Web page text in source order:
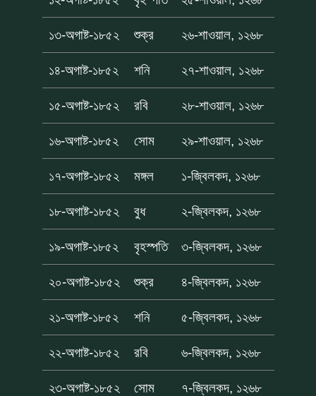
১৩-অগাষ্ট-১৮৫২ শুক্র ২৬-শাওয়াল, ১২৬৮
১৪-অগাষ্ট-১৮৫২ শনি ২৭-শাওয়াল, ১২৬৮
১৫-অগাষ্ট-১৮৫২ রবি ২৮-শাওয়াল, ১২৬৮
১৬-অগাষ্ট-১৮৫২ সোম ২৯-শাওয়াল, ১২৬৮
১৭-অগাষ্ট-১৮৫২ মঙ্গল ১-জ্বিলকদ, ১২৬৮
১৮-অগাষ্ট-১৮৫২ বুধ ২-জ্বিলকদ, ১২৬৮
১৯-অগাষ্ট-১৮৫২ বৃহস্পতি ৩-জ্বিলকদ, ১২৬৮
২০-অগাষ্ট-১৮৫২ শুক্র ৪-জ্বিলকদ, ১২৬৮
২১-অগাষ্ট-১৮৫২ শনি ৫-জ্বিলকদ, ১২৬৮
২২-অগাষ্ট-১৮৫২ রবি ৬-জ্বিলকদ, ১২৬৮
২৩-অগাষ্ট-১৮৫২ সোম ৭-জ্বিলকদ, ১২৬৮